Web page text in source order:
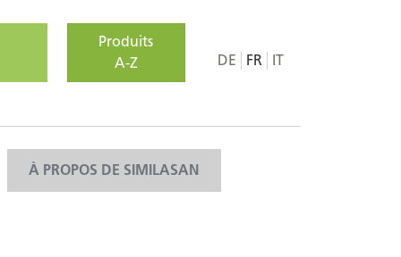
Produits
A-Z
DE FR IT
À PROPOS DE SIMILASAN